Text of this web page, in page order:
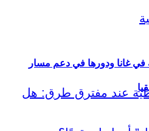
في غانا ودورها في دعم مسار